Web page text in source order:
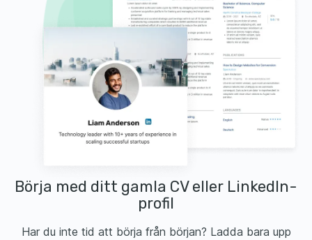
Börja med ditt gamla CV eller LinkedIn-
profil
Har du inte tid att börja från början? Ladda bara upp